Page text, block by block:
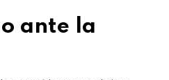
ante la